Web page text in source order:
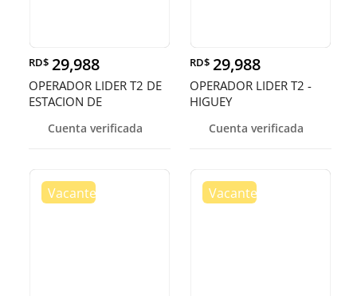
RD$ 29,988
OPERADOR LIDER T2 DE
ESTACION DE
Cuenta verificada
RD$ 29,988
OPERADOR LIDER T2 -
HIGUEY
Cuenta verificada